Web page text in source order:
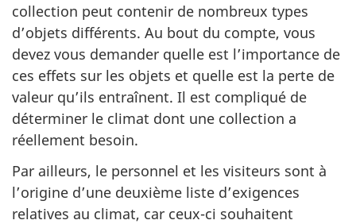
collection peut contenir de nombreux types
d’objets différents. Au bout du compte, vous
devez vous demander quelle est l’importance de
ces effets sur les objets et quelle est la perte de
valeur qu’ils entraînent. Il est compliqué de
déterminer le climat dont une collection a
réellement besoin.
Par ailleurs, le personnel et les visiteurs sont à
l’origine d’une deuxième liste d’exigences
relatives au climat, car ceux-ci souhaitent